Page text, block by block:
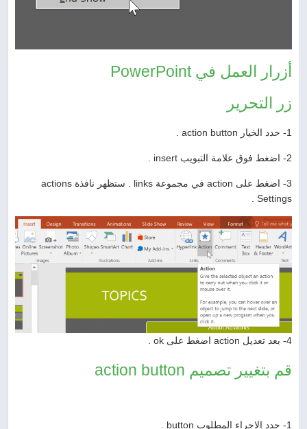
أزرار العمل في PowerPoint
زر التحرير
1- حدد الخيار action button .
2- اضغط فوق علامة التبويب insert .
3- اضغط على action في مجموعة links . ستظهر نافذة actions
Settings .
4- بعد تعديل action اضغط على ok .
قم بتغيير تصميم action button
1- حدد الإجراء المطلوب button .